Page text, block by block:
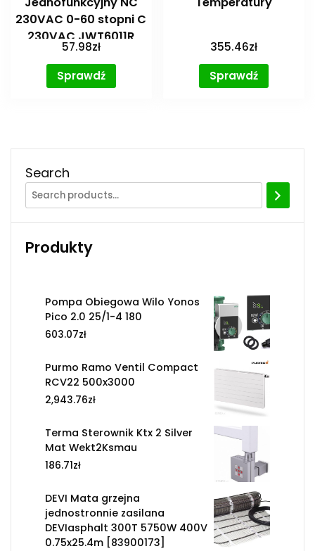
230VAC 0-60 stopni C
230VAC JWT6011R
57.98zł
Sprawdź
355.46zł
Sprawdź
Search
Produkty
Pompa Obiegowa Wilo Yonos
Pico 2.0 25/1-4 180
603.07zł
Purmo Ramo Ventil Compact
RCV22 500x3000
2,943.76zł
Terma Sterownik Ktx 2 Silver
Mat Wekt2Ksmau
186.71zł
DEVI Mata grzejna
jednostronnie zasilana
DEVIasphalt 300T 5750W 400V
0.75x25.4m [83900173]